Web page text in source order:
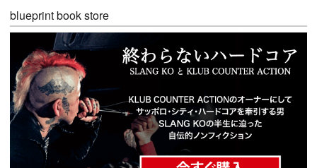
blueprint book store